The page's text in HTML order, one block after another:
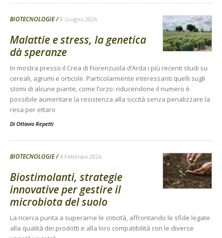
BIOTECNOLOGIE 8 Giugno 2026
Malattie e stress, la genetica
dà speranze
In mostra presso il Crea di Fiorenzuola d’Arda i più recenti studi su
cereali, agrumi e orticole. Particolarmente interessanti quelli sugli
stomi di alcune piante, come l’orzo: riducendone il numero è
possibile aumentare la resistenza alla siccità senza penalizzare la
resa per ettaro
Di Ottavio Repetti
BIOTECNOLOGIE 4 Febbraio 2026
Biostimolanti, strategie
innovative per gestire il
microbiota del suolo
La ricerca punta a superarne le criticità, affrontando le sfide legate
alla qualità dei prodotti e alla loro compatibilità con le diverse